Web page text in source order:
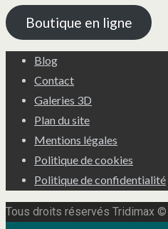
Boutique en ligne
Blog
Contact
Galeries 3D
Plan du site
Mentions légales
Politique de cookies
Politique de confidentialité
Tous droits réservés Tridimax ©